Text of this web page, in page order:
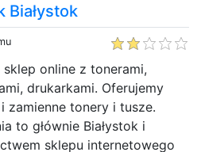
Białystok
online z tonerami,
drukarkami. Oferujemy
zamienne tonery i tusze.
to głównie Białystok i
sklepu internetowego